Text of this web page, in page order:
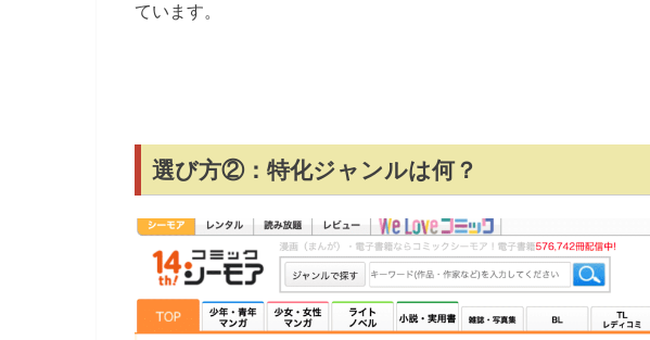
ています。
選び方②：特化ジャンルは何？